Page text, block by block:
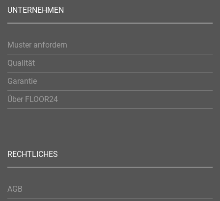
UNTERNEHMEN
Muster anfordern
Qualität
Garantie
Über FLOOR24
RECHTLICHES
AGB